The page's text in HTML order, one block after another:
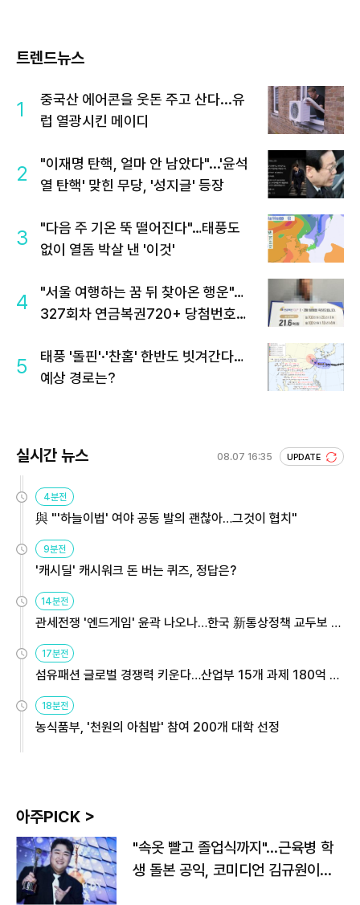
트렌드뉴스
1
중국산 에어콘을 웃돈 주고 산다...유
럽 열광시킨 메이디
2
"이재명 탄핵, 얼마 안 남았다"...'윤석
열 탄핵' 맞힌 무당, '성지글' 등장
3
"다음 주 기온 뚝 떨어진다"…태풍도
없이 열돔 박살 낸 '이것'
4
"서울 여행하는 꿈 뒤 찾아온 행운"…
327회차 연금복권720+ 당첨번호조
5
태풍 '돌핀'·'찬홈' 한반도 빗겨간다…
예상 경로는?
실시간 뉴스 08.07 16:35 UPDATE
4분전
與 "'하늘이법' 여야 공동 발의 괜찮아…그것이 협치"
9분전
'캐시딜' 캐시워크 돈 버는 퀴즈, 정답은?
14분전
관세전쟁 '엔드게임' 윤곽 나오나…한국 新통상정책 교두보 활
17분전
섬유패션 글로벌 경쟁력 키운다…산업부 15개 과제 180억 지
18분전
농식품부, '천원의 아침밥' 참여 200개 대학 선정
아주PICK >
"속옷 빨고 졸업식까지"…근육병 학
생 돌본 공익, 코미디언 김규원이었